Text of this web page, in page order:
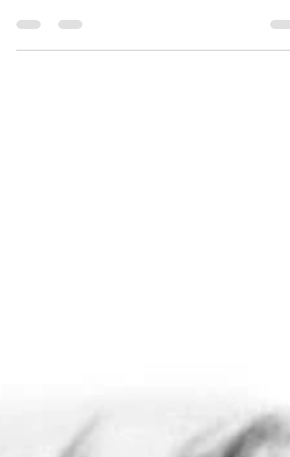
centro do rio de janeiro e várias
e dicas...